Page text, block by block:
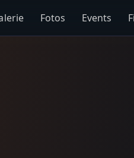
Fotos Events